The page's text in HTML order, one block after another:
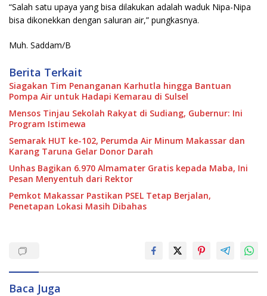
“Salah satu upaya yang bisa dilakukan adalah waduk Nipa-Nipa
bisa dikonekkan dengan saluran air,” pungkasnya.
Muh. Saddam/B
Berita Terkait
Siagakan Tim Penanganan Karhutla hingga Bantuan
Pompa Air untuk Hadapi Kemarau di Sulsel
Mensos Tinjau Sekolah Rakyat di Sudiang, Gubernur: Ini
Program Istimewa
Semarak HUT ke-102, Perumda Air Minum Makassar dan
Karang Taruna Gelar Donor Darah
Unhas Bagikan 6.970 Almamater Gratis kepada Maba, Ini
Pesan Menyentuh dari Rektor
Pemkot Makassar Pastikan PSEL Tetap Berjalan,
Penetapan Lokasi Masih Dibahas
Baca Juga